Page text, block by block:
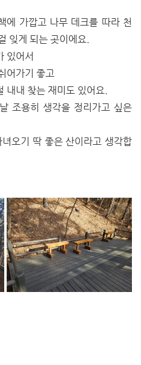
에 가깝고 나무 데크를 따라 천
잊게 되는 곳이에요.
있어서
어가기 좋고
내내 찾는 재미도 있어요.
조용히 생각을 정리가고 싶은
오기 딱 좋은 산이라고 생각합